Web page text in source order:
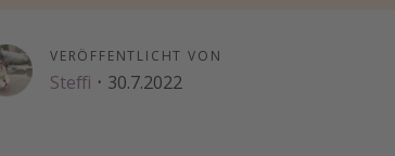
VERÖFFENTLICHT VON
Steffi · 30.7.2022